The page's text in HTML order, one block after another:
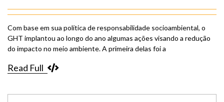
Com base em sua política de responsabilidade socioambiental, o
GHT implantou ao longo do ano algumas ações visando a redução
do impacto no meio ambiente. A primeira delas foi a
Read Full